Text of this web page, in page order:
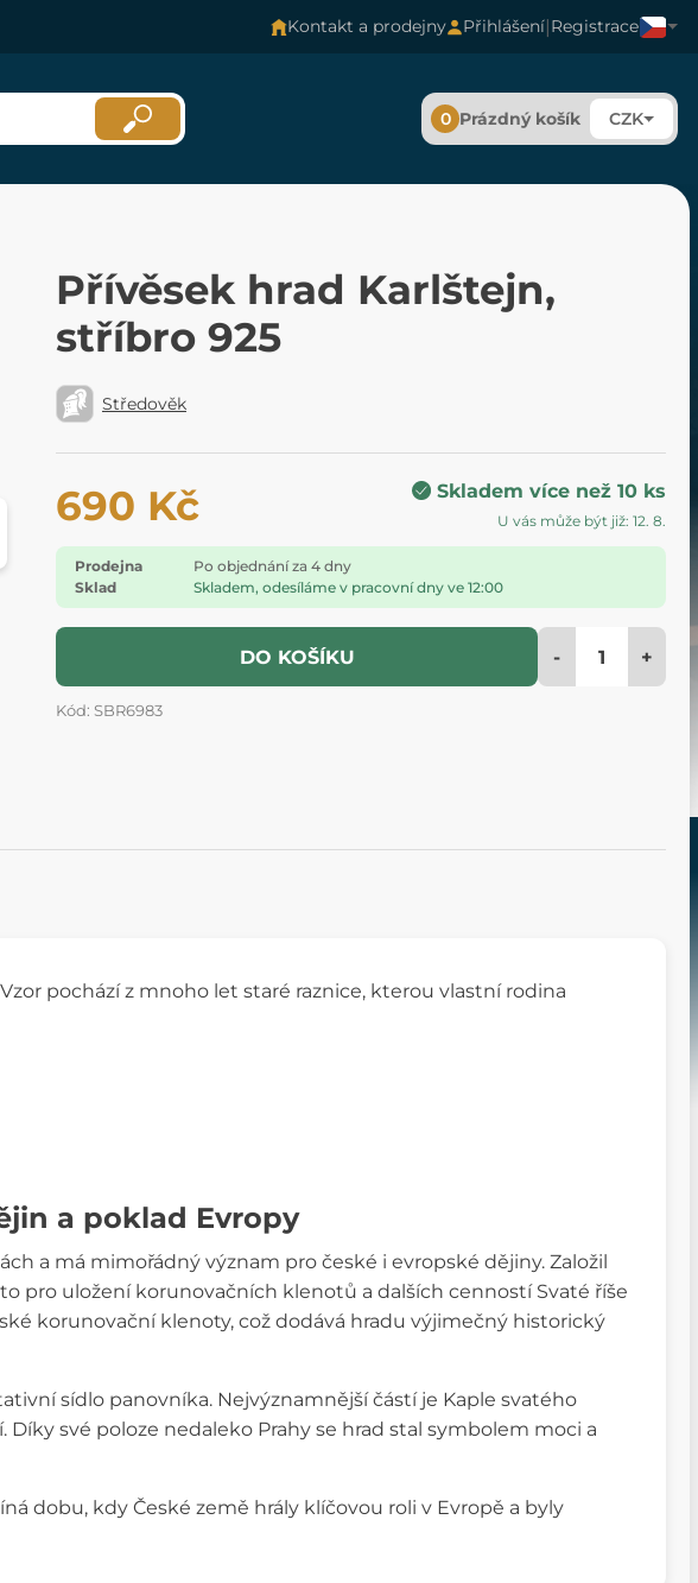
Kontakt a prodejny Přihlášení|Registrace
0 Prázdný košík CZK
Přívěsek hrad Karlštejn,
stříbro 925
Středověk
690 Kč Skladem více než 10 ks
U vás může být již: 12. 8.
Prodejna
Po objednání za 4 dny
Sklad
Skladem, odesíláme v pracovní dny ve 12:00
DO KOŠÍKU - +
Kód: SBR6983
pochází z mnoho let staré raznice, kterou vlastní rodina
a poklad Evropy
a má mimořádný význam pro české i evropské dějiny. Založil
pro uložení korunovačních klenotů a dalších cenností Svaté říše
korunovační klenoty, což dodává hradu výjimečný historický
sídlo panovníka. Nejvýznamnější částí je Kaple svatého
své poloze nedaleko Prahy se hrad stal symbolem moci a
dobu, kdy České země hrály klíčovou roli v Evropě a byly